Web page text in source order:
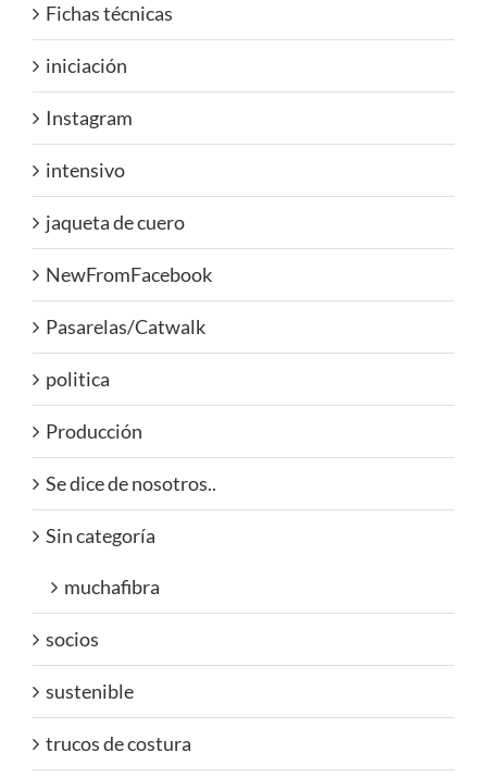
Fichas técnicas
iniciación
Instagram
intensivo
jaqueta de cuero
NewFromFacebook
Pasarelas/Catwalk
politica
Producción
Se dice de nosotros..
Sin categoría
muchafibra
socios
sustenible
trucos de costura